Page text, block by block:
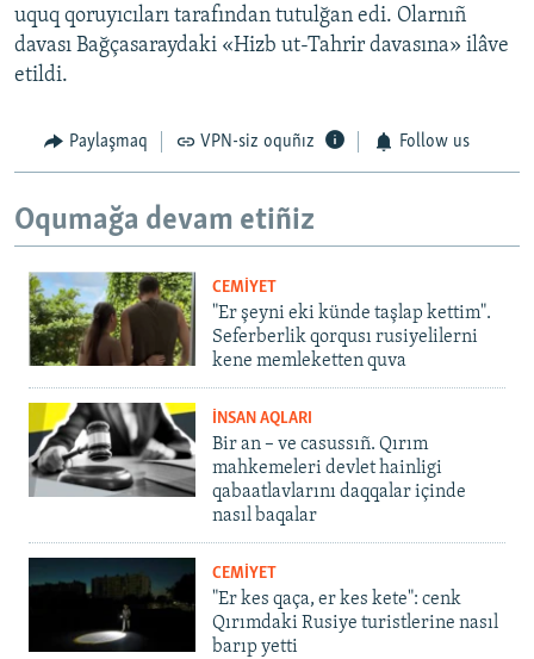
uquq qoruyıcıları tarafından tutulğan edi. Olarnıñ
davası Bağçasaraydaki «Hizb ut-Tahrir davasına» ilâve
etildi.
Paylaşmaq VPN-siz oquñız Follow us
Oqumağa devam etiñiz
CEMİYET
"Er şeyni eki künde taşlap kettim".
Seferberlik qorqusı rusiyelilerni
kene memleketten quva
İNSAN AQLARI
Bir an – ve casussıñ. Qırım
mahkemeleri devlet hainligi
qabaatlavlarını daqqalar içinde
nasıl baqalar
CEMİYET
"Er kes qaça, er kes kete": cenk
Qırımdaki Rusiye turistlerine nasıl
barıp yetti